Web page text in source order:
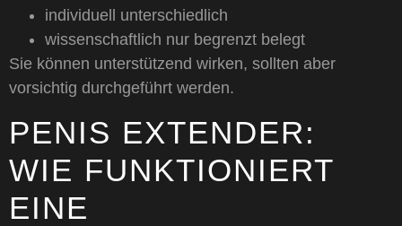
individuell unterschiedlich
wissenschaftlich nur begrenzt belegt
Sie können unterstützend wirken, sollten aber
vorsichtig durchgeführt werden.
PENIS EXTENDER:
WIE FUNKTIONIERT
EINE